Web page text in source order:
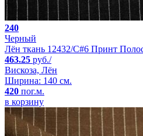
240
Черный
Лён ткань 12432/C#6 Принт
463.25 руб./
Вискоза, Лён
Ширина: 140 см.
420 пог.м.
в корзину